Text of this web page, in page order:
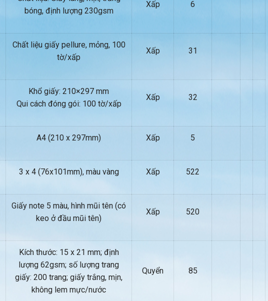
bóng, định lượng 230gsm
Xấp 6
Chất liệu giấy pellure, mỏng, 100
tờ/xấp
Xấp 31
Khổ giấy: 210×297 mm
Qui cách đóng gói: 100 tờ/xấp
Xấp 32
A4 (210 x 297mm) Xấp 5
3 x 4 (76x101mm), màu vàng Xấp 522
Giấy note 5 màu, hình mũi tên (có
keo ở đầu mũi tên)
Xấp 520
Kích thước: 15 x 21 mm; định
lượng 62gsm; số lượng trang
giấy: 200 trang; giấy trắng, mịn,
không lem mực/nước
Quyển 85